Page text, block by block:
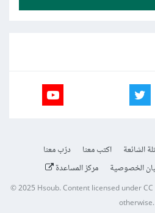
الشائعة اكتب معنا
درّب معنا
الخصوصية مركز المساعدة
© 2025Hsoub.Content licensed under
otherwise.